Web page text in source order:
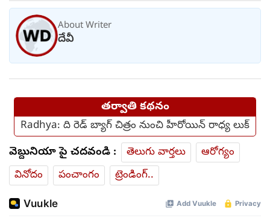
About Writer
దేవీ
తర్వాతి కథనం
Radhya: ది రెడ్ బ్యాగ్ చిత్రం నుంచి హీరోయిన్ రాధ్య లుక్
వెబ్దునియా పై చదవండి : తెలుగు వార్తలు
ఆరోగ్యం
వినోదం
పంచాంగం ట్రెండింగ్..